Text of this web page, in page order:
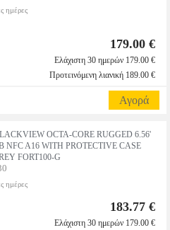
ημέρες
179.00 €
Ελάχιστη 30 ημερών 179.00 €
Προτεινόμενη λιανική 189.00 €
Αγορά
OCTA-CORE RUGGED 6.56'
NFC A16 WITH PROTECTIVE CASE
FORT100-G
ημέρες
183.77 €
Ελάχιστη 30 ημερών 179.00 €